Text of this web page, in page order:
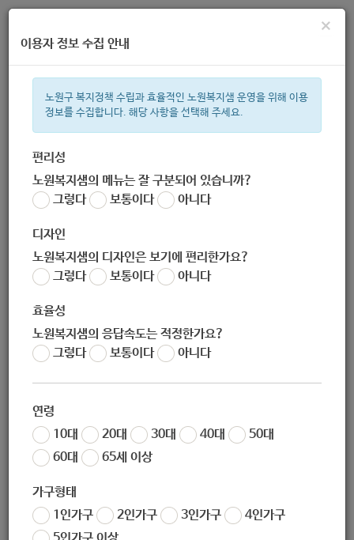
주간 인기검색어
한눈으로 보는 복지 정보
×
이용자 정보 수집 안내
노원구 복지정책 수립과 효율적인 노원복지샘 운영을 위해 이용
정보를 수집합니다. 해당 사항을 선택해 주세요.
편리성
노원복지샘의 메뉴는 잘 구분되어 있습니까?
그렇다
보통이다 아니다
디자인
노원복지샘의 디자인은 보기에 편리한가요?
그렇다
보통이다 아니다
효율성
노원복지샘의 응답속도는 적정한가요?
그렇다
보통이다 아니다
연령
10대
20대 30대 40대
50대
60대
65세 이상
가구형태
1인가구
2인가구 3인가구
4인가구
[서울노원남부지역자활센터 : 친
환경 재생사업]
지원대상
• 노원구 관내 취약계층